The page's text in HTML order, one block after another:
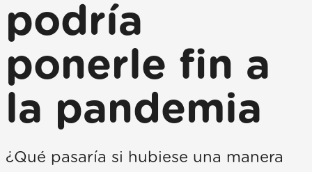
podría
ponerle fin a
la pandemia
¿Qué pasaría si hubiese una manera